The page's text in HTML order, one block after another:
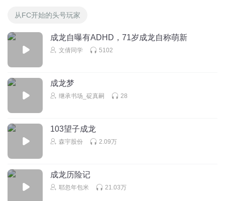
从FC开始的头号玩家
成龙自曝有ADHD，71岁成龙自称萌新
文倩同学 5102
成龙梦
继承书场_碇真嗣 28
103望子成龙
森宇股份 2.09万
成龙历险记
耶忽年包米 21.03万